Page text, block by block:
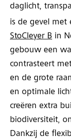
daglicht,
is de gevel met
StoCleyer B in
gebouw een
contrasteert
en de grote
en optimale
creëren extra
biodiversiteit,
Dankzij de